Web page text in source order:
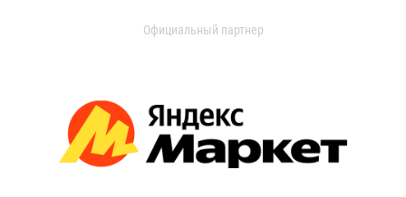
Официальный партнер